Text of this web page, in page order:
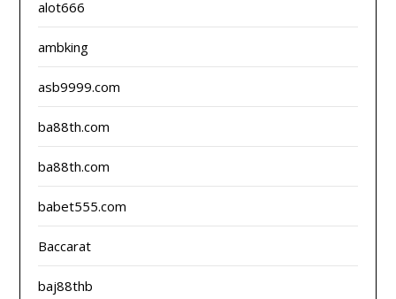
alot666
ambking
asb9999.com
ba88th.com
ba88th.com
babet555.com
Baccarat
baj88thb